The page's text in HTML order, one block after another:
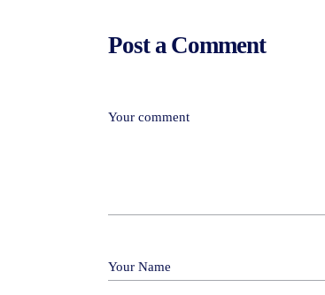
Post a Comment